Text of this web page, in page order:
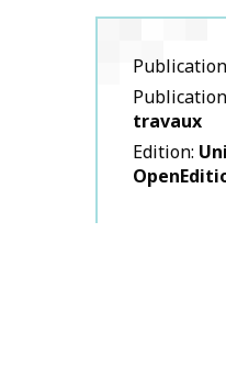
travaux
Edition